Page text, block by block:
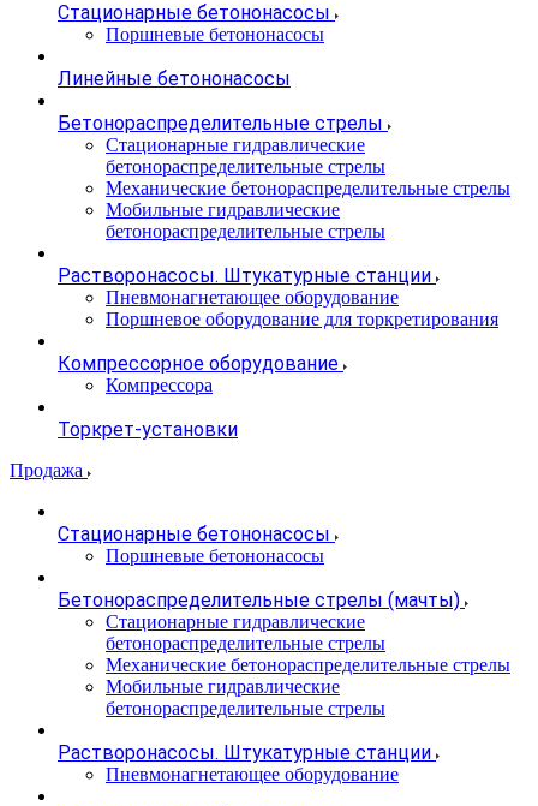
Стационарные бетононасосы
Поршневые бетононасосы
Линейные бетононасосы
Бетонораспределительные стрелы
Стационарные гидравлические
бетонораспределительные стрелы
Механические бетонораспределительные стрелы
Мобильные гидравлические
бетонораспределительные стрелы
Растворонасосы. Штукатурные станции
Пневмонагнетающее оборудование
Поршневое оборудование для торкретирования
Компрессорное оборудование
Компрессора
Торкрет-установки
Продажа
Стационарные бетононасосы
Поршневые бетононасосы
Бетонораспределительные стрелы (мачты)
Стационарные гидравлические
бетонораспределительные стрелы
Механические бетонораспределительные стрелы
Мобильные гидравлические
бетонораспределительные стрелы
Растворонасосы. Штукатурные станции
Пневмонагнетающее оборудование